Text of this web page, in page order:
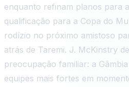
enquanto refinam planos para
qualificação para a Copa do
rodízio no próximo amistoso
atrás de Taremi. J. McKinstry
preocupação familiar: a
equipes mais fortes em